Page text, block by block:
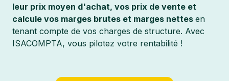
leur prix moyen d'achat, vos prix de vente et
calcule vos marges brutes et marges nettes en
tenant compte de vos charges de structure. Avec
ISACOMPTA, vous pilotez votre rentabilité !